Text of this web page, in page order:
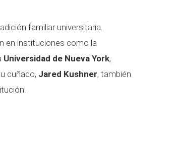
familiar universitaria.
en instituciones como la
Universidad de Nueva York,
cuñado, Jared Kushner, también